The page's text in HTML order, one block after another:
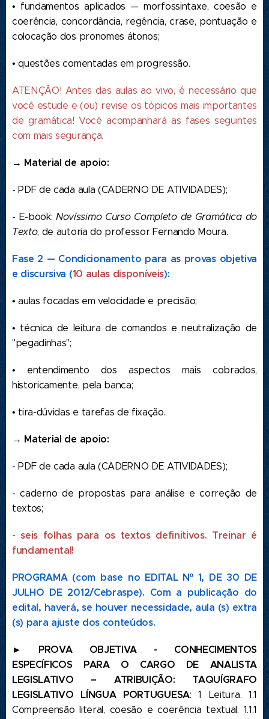
• fundamentos aplicados — morfossintaxe, coesão e
coerência, concordância, regência, crase, pontuação e
colocação dos pronomes átonos;
• questões comentadas em progressão.
ATENÇÃO! Antes das aulas ao vivo, é necessário que
você estude e (ou) revise os tópicos mais importantes
de gramática! Você acompanhará as fases seguintes
com mais segurança.
→ Material de apoio:
- PDF de cada aula (CADERNO DE ATIVIDADES);
- E-book:Novíssimo Curso Completo de Gramática do
Texto, de autoria do professor Fernando Moura.
Fase 2 — Condicionamento para as provas objetiva
e discursiva (10 aulas disponíveis):
• aulas focadas em velocidade e precisão;
• técnica de leitura de comandos e neutralização de
"pegadinhas";
• entendimento dos aspectos mais cobrados,
historicamente, pela banca;
• tira-dúvidas e tarefas de fixação.
→ Material de apoio:
- PDF de cada aula (CADERNO DE ATIVIDADES);
- caderno de propostas para análise e correção de
textos;
- seis folhas para os textos definitivos. Treinar é
fundamental!
PROGRAMA (com base no EDITAL Nº 1, DE 30 DE
JULHO DE 2012/Cebraspe). Com a publicação do
edital, haverá, se houver necessidade, aula (s) extra
(s) para ajuste dos conteúdos.
► PROVA OBJETIVA - CONHECIMENTOS
ESPECÍFICOS PARA O CARGO DE ANALISTA
LEGISLATIVO – ATRIBUIÇÃO: TAQUÍGRAFO
LEGISLATIVO LÍNGUA PORTUGUESA: 1 Leitura. 1.1
Compreensão literal, coesão e coerência textual. 1.1.1